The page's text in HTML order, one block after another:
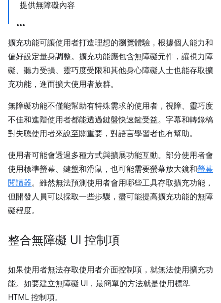
提供無障礙內容
擴充功能可讓使用者打造理想的瀏覽體驗，根據個人能力和
偏好設定量身調整。擴充功能應包含無障礙元件，讓視力障
礙、聽力受損、靈巧度受限和其他身心障礙人士也能存取擴
充功能，進而擴大使用者族群。
無障礙功能不僅能幫助有特殊需求的使用者，視障、靈巧度
不佳和進階使用者都能透過鍵盤快速鍵受益。字幕和轉錄稿
對失聰使用者來說至關重要，對語言學習者也有幫助。
使用者可能會透過多種方式與擴展功能互動。部分使用者會
使用標準螢幕、鍵盤和滑鼠，也可能需要螢幕放大鏡和螢幕
閱讀器。雖然無法預測使用者會用哪些工具存取擴充功能，
但開發人員可以採取一些步驟，盡可能提高擴充功能的無障
礙程度。
整合無障礙 UI 控制項
如果使用者無法存取使用者介面控制項，就無法使用擴充功
能。如要建立無障礙 UI，最簡單的方法就是使用標準
HTML 控制項。